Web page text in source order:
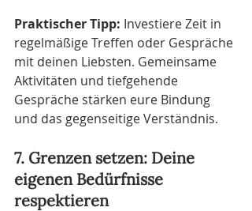
Praktischer Tipp: Investiere Zeit in
regelmäßige Treffen oder Gespräche
mit deinen Liebsten. Gemeinsame
Aktivitäten und tiefgehende
Gespräche stärken eure Bindung
und das gegenseitige Verständnis.
7. Grenzen setzen: Deine
eigenen Bedürfnisse
respektieren